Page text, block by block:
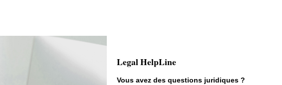
Legal HelpLine
Vous avez des questions juridiques ?